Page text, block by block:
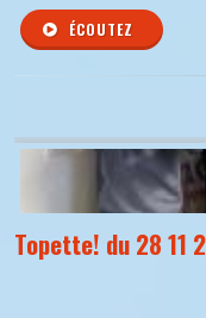
ÉCOUTEZ
Topette! du 28 11